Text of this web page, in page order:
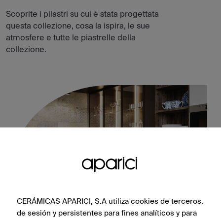
Scoprite i pilastri su cui è stata progettata
questa collezione, cosa la ispira, le sue
atmosfere e tutte le piastrelle della
collezione.
CERÁMICAS APARICI, S.A utiliza cookies de terceros,
de sesión y persistentes para fines analíticos y para